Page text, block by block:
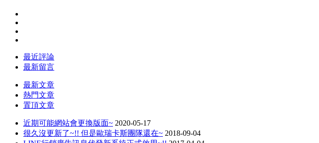
最近評論
最新留言
最新文章
熱門文章
置頂文章
近期可能網站會更換版面~ 2020-05-17
很久沒更新了~!! 但是歐瑞卡斯團隊還在~ 2018-09-04